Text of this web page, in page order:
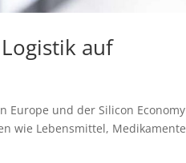
auf
Europe und der Silicon Economy
wie Lebensmittel, Medikamente